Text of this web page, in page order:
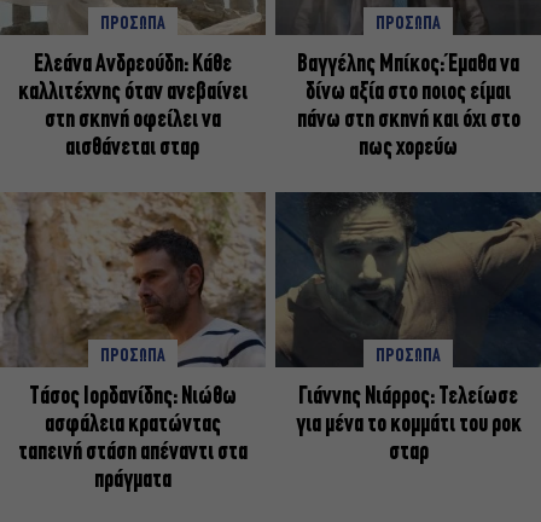
ΠΡΟΣΩΠΑ
Ελεάνα Ανδρεούδη: Κάθε
καλλιτέχνης όταν ανεβαίνει
στη σκηνή οφείλει να
αισθάνεται σταρ
ΠΡΟΣΩΠΑ
Βαγγέλης Μπίκος: Έμαθα να
δίνω αξία στο ποιος είμαι
πάνω στη σκηνή και όχι στο
πως χορεύω
ΠΡΟΣΩΠΑ
Tάσος Ιορδανίδης: Νιώθω
ασφάλεια κρατώντας
ταπεινή στάση απέναντι στα
πράγματα
ΠΡΟΣΩΠΑ
Γιάννης Νιάρρος: Τελείωσε
για μένα το κομμάτι του ροκ
σταρ